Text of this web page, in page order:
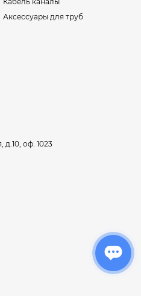
Аксессуары для труб
д.10, оф. 1023